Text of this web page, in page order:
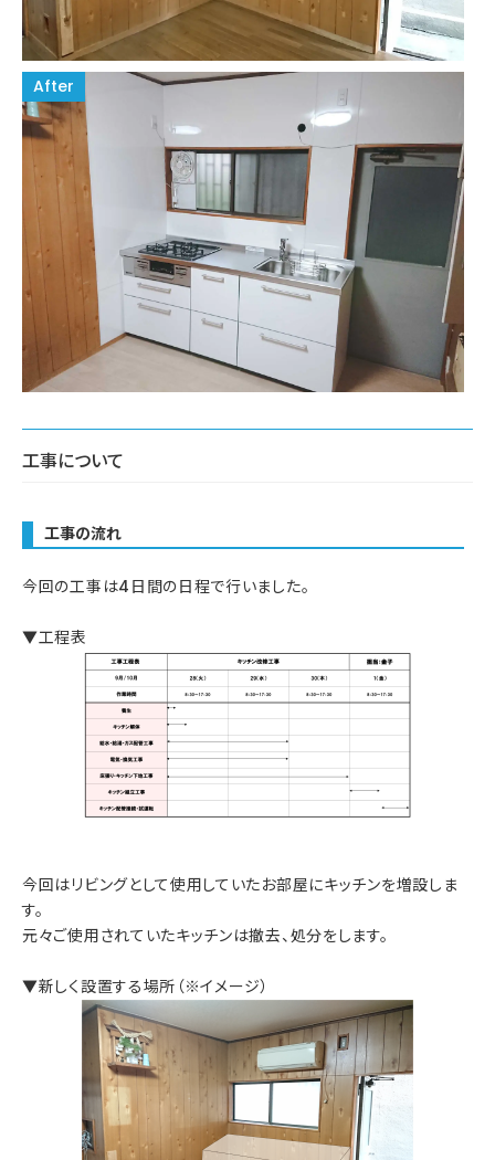
工事について
工事の流れ
今回の工事は4日間の日程で行いました。
▼工程表
今回はリビングとして使用していたお部屋にキッチンを増設しま
す。
元々ご使用されていたキッチンは撤去、処分をします。
▼新しく設置する場所（※イメージ）